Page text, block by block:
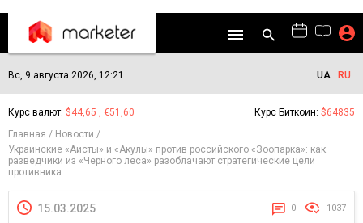
Вс, 9 августа 2026, 12:21 UA RU
Курс валют: $44,65 , €51,60 Курс Биткоин: $64835
Главная
Новости
Украинские «Аисты» и «Акулы» против российского «Зоопарка»: как
разведчики из «Черного леса» разоблачают стратегические цели
противника
15.03.2025 0 1037